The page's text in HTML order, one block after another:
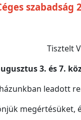
szabadság
Tisztelt
3. és 7.
leadott
megértésüket,